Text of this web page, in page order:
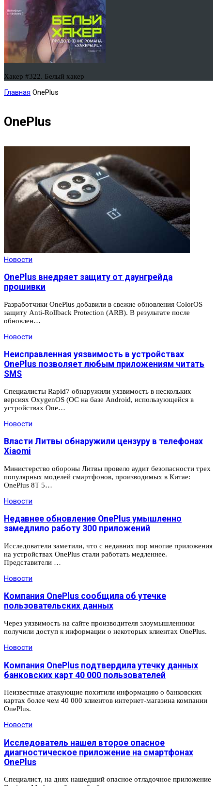
Хакер #322. Белый хакер
Главная OnePlus
OnePlus
Новости
OnePlus внедряет защиту от даунгрейда
прошивки
Разработчики OnePlus добавили в свежие обновления ColorOS
защиту Anti-Rollback Protection (ARB). В результате после
обновлен…
Новости
Неисправленная уязвимость в устройствах
OnePlus позволяет любым приложениям читать
SMS
Специалисты Rapid7 обнаружили уязвимость в нескольких
версиях OxygenOS (ОС на базе Android, использующейся в
устройствах One…
Новости
Власти Литвы обнаружили цензуру в телефонах
Xiaomi
Министерство обороны Литвы провело аудит безопасности трех
популярных моделей смартфонов, производимых в Китае:
OnePlus 8T 5…
Новости
Недавнее обновление OnePlus умышленно
замедлило работу 300 приложений
Исследователи заметили, что с недавних пор многие приложения
на устройствах OnePlus стали работать медленнее.
Представители …
Новости
Компания OnePlus сообщила об утечке
пользовательских данных
Через уязвимость на сайте производителя злоумышленники
получили доступ к информации о некоторых клиентах OnePlus.
Новости
Компания OnePlus подтвердила утечку данных
банковских карт 40 000 пользователей
Неизвестные атакующие похитили информацию о банковских
картах более чем 40 000 клиентов интернет-магазина компании
OnePlus.
Новости
Исследователь нашел второе опасное
диагностическое приложение на смартфонах
OnePlus
Специалист, на днях нашедший опасное отладочное приложение